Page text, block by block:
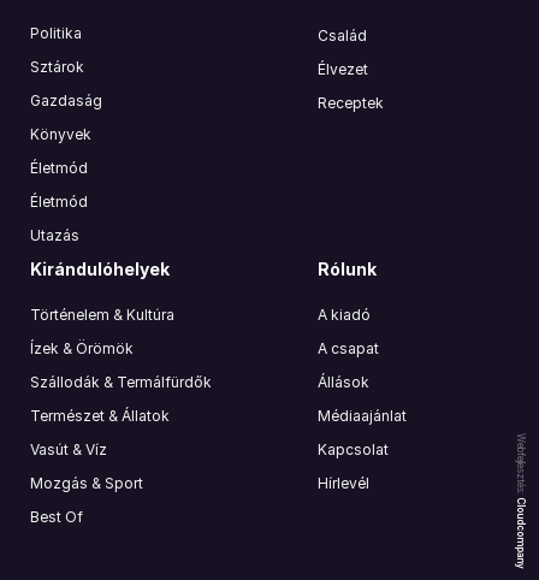
Webfejlesztés:
Cloudcompany
Politika
Sztárok
Gazdaság
Könyvek
Életmód
Életmód
Utazás
Család
Élvezet
Receptek
Kirándulóhelyek
Történelem & Kultúra
Ízek & Örömök
Szállodák & Termálfürdők
Természet & Állatok
Vasút & Víz
Mozgás & Sport
Best Of
Rólunk
A kiadó
A csapat
Állások
Médiaajánlat
Kapcsolat
Hírlevél